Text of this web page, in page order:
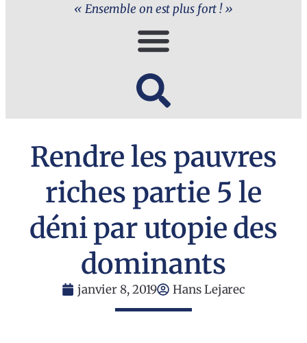
« Ensemble on est plus fort ! »
Rendre les pauvres
riches partie 5 le
déni par utopie des
dominants
janvier 8, 2019 Hans Lejarec